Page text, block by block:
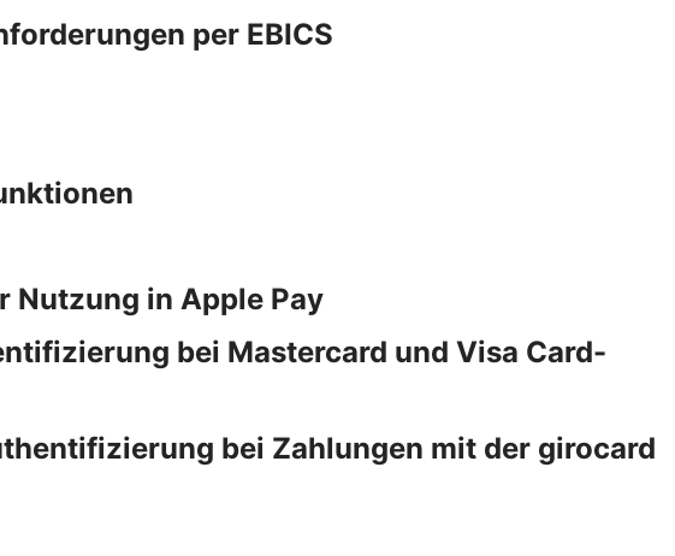
per EBICS
in Apple Pay
bei Mastercard und Visa Card-
bei Zahlungen mit der girocard